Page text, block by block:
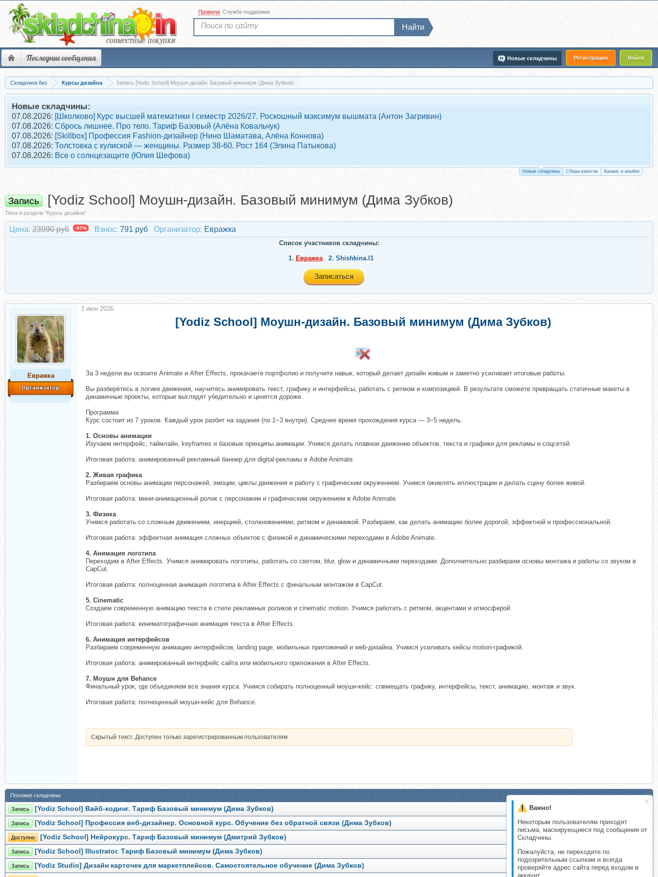
Последние сообщения Регистрация Войти
Новые складчины
Правила Служба поддержки
Найти
Складчина биз Курсы дизайна Запись [Yodiz School] Моушн-дизайн. Базовый минимум (Дима Зубков)
Новые складчины:
07.08.2026: [Школково] Курс высшей математики I семестр 2026/27. Роскошный максимум вышмата (Антон Загривин)
07.08.2026: Сбрось лишнее. Про тело. Тариф Базовый (Алёна Ковальчук)
07.08.2026: [Skillbox] Профессия Fashion-дизайнер (Нино Шаматава, Алёна Коннова)
07.08.2026: Толстовка с кулиской — женщины. Размер 38-60. Рост 164 (Элина Патыкова)
07.08.2026: Все о солнцезащите (Юлия Шефова)
Новые складчины Сборы взносов Баланс и кешбек
Важно!
Некоторым пользователям приходят
письма, маскирующиеся под сообщения от
Складчины.
Пожалуйста, не переходите по
подозрительным ссылкам и всегда
проверяйте адрес сайта перед входом в
аккаунт.
Запись [Yodiz School] Моушн-дизайн. Базовый минимум (Дима Зубков)
Тема в разделе "Курсы дизайна"
Цена: 23990 руб -97% Взнос: 791 руб Организатор: Евражкa
Список участников складчины:
1. Евражкa 2. Shishkina.l1
Записаться
Евражкa
[Yodiz School] Моушн-дизайн. Базовый минимум (Дима Зубков)
За 3 недели вы освоите Animate и After Effects, прокачаете портфолио и получите навык, который делает дизайн живым и заметно усиливает итоговые работы.
Вы разберётесь в логике движения, научитесь анимировать текст, графику и интерфейсы, работать с ритмом и композицией. В результате сможете превращать статичные макеты в
динамичные проекты, которые выглядят убедительно и ценятся дороже.
Программа
Курс состоит из 7 уроков. Каждый урок разбит на задания (по 1−3 внутри). Среднее время прохождения курса — 3−5 недель.
1. Основы анимации
Изучаем интерфейс, таймлайн, keyframes и базовые принципы анимации. Учимся делать плавное движение объектов, текста и графики для рекламы и соцсетей.
Итоговая работа: анимированный рекламный баннер для digital-рекламы в Adobe Animate.
2. Живая графика
Разбираем основы анимации персонажей, эмоции, циклы движения и работу с графическим окружением. Учимся оживлять иллюстрации и делать сцену более живой.
Итоговая работа: мини-анимационный ролик с персонажем и графическим окружением в Adobe Animate.
3. Физика
Учимся работать со сложным движением, инерцией, столкновениями, ритмом и динамикой. Разбираем, как делать анимацию более дорогой, эффектной и профессиональной.
Итоговая работа: эффектная анимация сложных объектов с физикой и динамическими переходами в Adobe Animate.
4. Анимация логотипа
Переходим в After Effects. Учимся анимировать логотипы, работать со светом, blur, glow и динамичными переходами. Дополнительно разбираем основы монтажа и работы со звуком в
CapCut.
Итоговая работа: полноценная анимация логотипа в After Effects с финальным монтажом в CapCut.
5. Cinematic
Создаем современную анимацию текста в стиле рекламных роликов и cinematic motion. Учимся работать с ритмом, акцентами и атмосферой.
Итоговая работа: кинематографичная анимация текста в After Effects.
6. Анимация интерфейсов
Разбираем современную анимацию интерфейсов, landing page, мобильных приложений и web-дизайна. Учимся усиливать кейсы motion-графикой.
Итоговая работа: анимированный интерфейс сайта или мобильного приложения в After Effects.
7. Моушн для Behance
Финальный урок, где объединяем все знания курса. Учимся собирать полноценный моушн-кейс: совмещать графику, интерфейсы, текст, анимацию, монтаж и звук.
Итоговая работа: полноценный моушн-кейс для Behance.
Скрытый текст. Доступен только зарегистрированным пользователям.
3 июн 2026
Похожие складчины
Запись [Yodiz School] Вайб-кодинг. Тариф Базовый минимум (Дима Зубков)
Запись [Yodiz School] Профессия веб-дизайнер. Основной курс. Обучение без обратной связи (Дима Зубков)
Доступно [Yodiz School] Нейрокурс. Тариф Базовый минимум (Дмитрий Зубков)
Запись [Yodiz School] Illustrator. Тариф Базовый минимум (Дима Зубков)
Запись
[Yodiz Studio] Дизайн карточек для маркетплейсов. Самостоятельное обучение (Дима Зубков)